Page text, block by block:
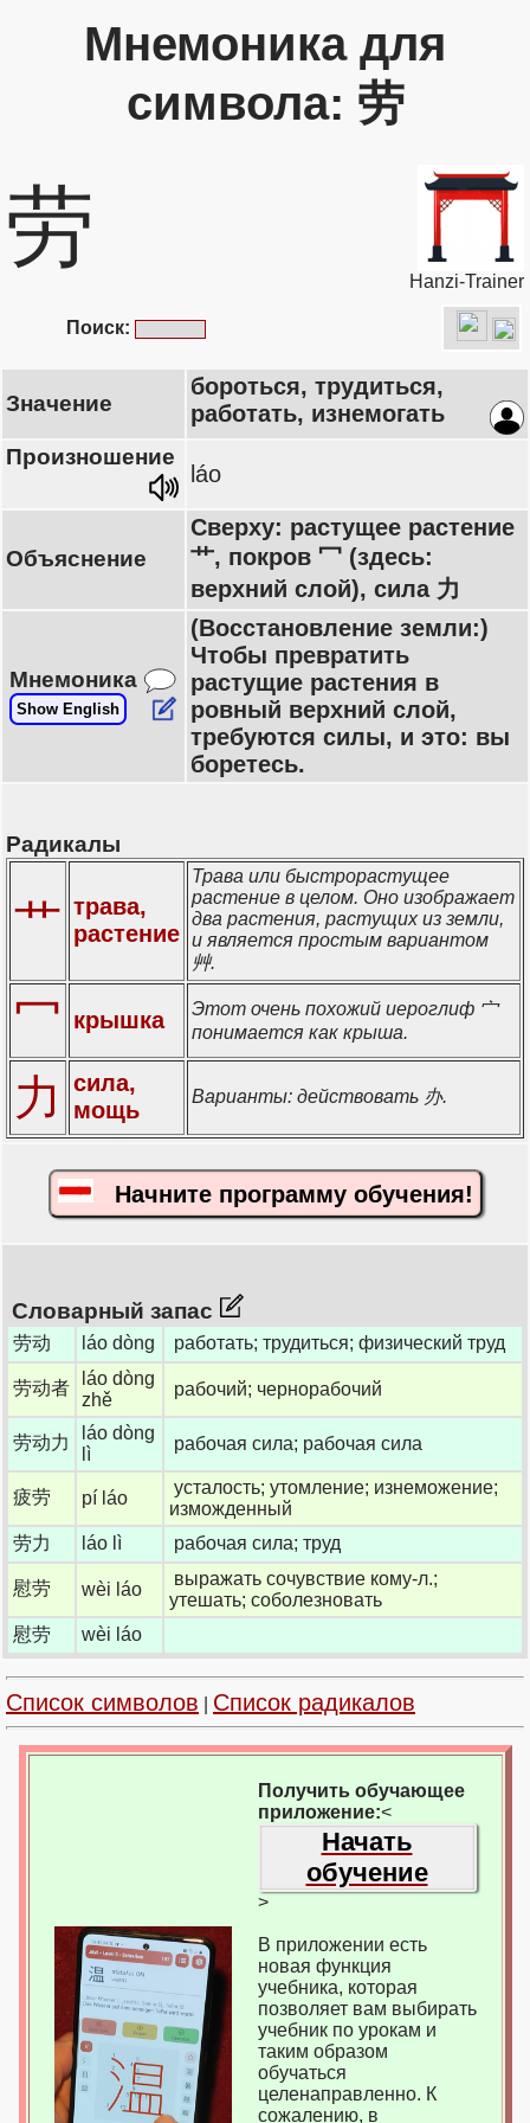
Мнемоника для
символа: 劳
劳
Hanzi-Trainer
Поиск:
Значение
бороться, трудиться,
работать, изнемогать
Произношение
láo
Объяснение
Сверху: растущее растение
艹, покров 冖 (здесь:
верхний слой), сила 力
Мнемоника
Show English
(Восстановление земли:)
Чтобы превратить
растущие растения в
ровный верхний слой,
требуются силы, и это: вы
боретесь.
Радикалы
艹 трава,
растение
Трава или быстрорастущее
растение в целом. Оно изображает
два растения, растущих из земли,
и является простым вариантом
艸.
冖 крышка
Этот очень похожий иероглиф 宀
понимается как крыша.
力
сила,
мощь
Варианты: действовать 办.
Начните программу обучения!
Словарный запас
劳动 láo dòng работать; трудиться; физический труд
劳动者
láo dòng
zhě
рабочий; чернорабочий
劳动力
láo dòng
lì
рабочая сила; рабочая сила
疲劳 pí láo
усталость; утомление; изнеможение;
изможденный
劳力
láo lì рабочая сила; труд
慰劳 wèi láo
выражать сочувствие кому-л.;
утешать; соболезновать
慰劳
wèi láo
Список символов Список радикалов
Получить обучающее
приложение:<
Начать
обучение
>
В приложении есть
новая функция
учебника, которая
позволяет вам выбирать
учебник по урокам и
таким образом
обучаться
целенаправленно. К
сожалению, в